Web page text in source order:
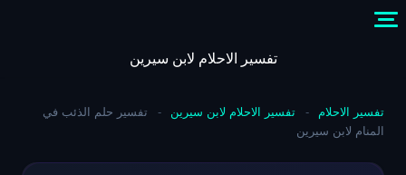
content
تفسير الاحلام لابن سيرين
تفسير الاحلام - تفسير الاحلام لابن سيرين -
تفسير حلم الذئب في
المنام لابن سيرين